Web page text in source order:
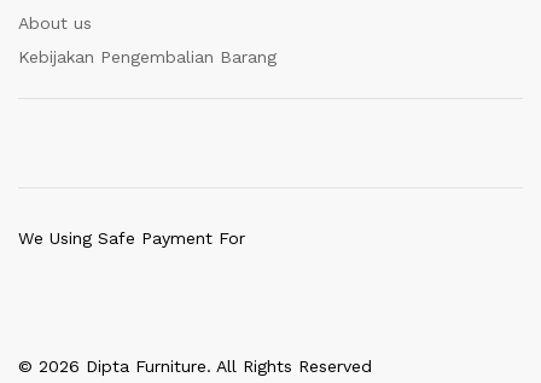
About us
Kebijakan Pengembalian Barang
© 2026 Dipta Furniture. All Rights Reserved
We Using Safe Payment For